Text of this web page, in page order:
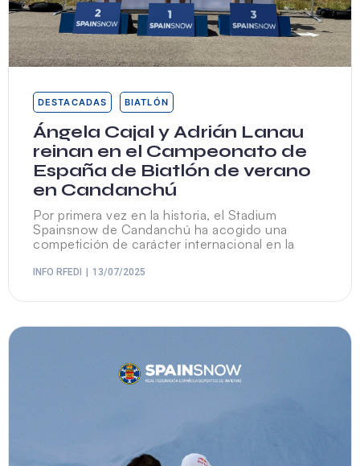
DESTACADAS BIATLÓN
Ángela Cajal y Adrián Lanau
reinan en el Campeonato de
España de Biatlón de verano
en Candanchú
Por primera vez en la historia, el Stadium
Spainsnow de Candanchú ha acogido una
competición de carácter internacional en la
INFO RFEDI 13/07/2025